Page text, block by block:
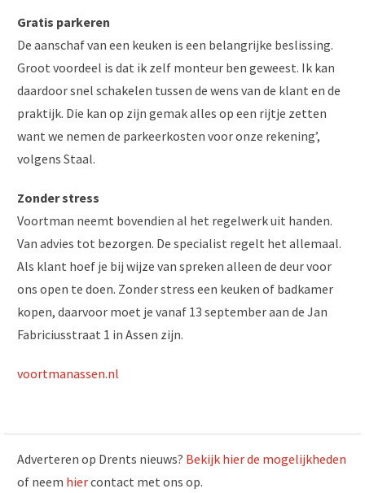
Gratis parkeren
De aanschaf van een keuken is een belangrijke beslissing.
Groot voordeel is dat ik zelf monteur ben geweest. Ik kan
daardoor snel schakelen tussen de wens van de klant en de
praktijk. Die kan op zijn gemak alles op een rijtje zetten
want we nemen de parkeerkosten voor onze rekening’,
volgens Staal.
Zonder stress
Voortman neemt bovendien al het regelwerk uit handen.
Van advies tot bezorgen. De specialist regelt het allemaal.
Als klant hoef je bij wijze van spreken alleen de deur voor
ons open te doen. Zonder stress een keuken of badkamer
kopen, daarvoor moet je vanaf 13 september aan de Jan
Fabriciusstraat 1 in Assen zijn.
voortmanassen.nl
Adverteren op Drents nieuws? Bekijk hier de mogelijkheden
of neem hiercontact met ons op.